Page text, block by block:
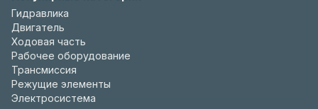
Гидравлика
Двигатель
Ходовая часть
Рабочее оборудование
Трансмиссия
Режущие элементы
Электросистема